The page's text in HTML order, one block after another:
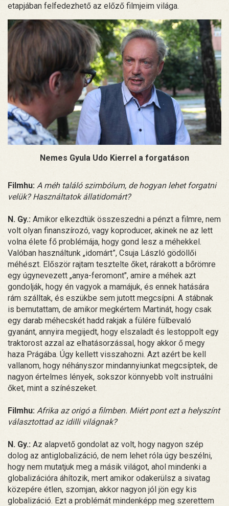
etapjában felfedezhető az előző filmjeim világa.
Nemes Gyula Udo Kierrel a forgatáson
Filmhu: A méh találó szimbólum, de hogyan lehet forgatni
velük? Használtatok állatidomárt?
N. Gy.: Amikor elkezdtük összeszedni a pénzt a filmre, nem
volt olyan finanszírozó, vagy koproducer, akinek ne az lett
volna élete fő problémája, hogy gond lesz a méhekkel.
Valóban használtunk „idomárt”, Csuja László gödöllői
méhészt. Először rajtam tesztelte őket, rárakott a bőrömre
egy úgynevezett „anya-feromont", amire a méhek azt
gondolják, hogy én vagyok a mamájuk, és ennek hatására
rám szálltak, és eszükbe sem jutott megcsípni. A stábnak
is bemutattam, de amikor megkértem Martinát, hogy csak
egy darab méhecskét hadd rakjak a fülére fülbevaló
gyanánt, annyira megijedt, hogy elszaladt és lestoppolt egy
traktorost azzal az elhatásorzással, hogy akkor ő megy
haza Prágába. Úgy kellett visszahozni. Azt azért be kell
vallanom, hogy néhányszor mindannyiunkat megcsíptek, de
nagyon értelmes lények, sokszor könnyebb volt instruálni
őket, mint a színészeket.
Filmhu: Afrika az origó a filmben. Miért pont ezt a helyszínt
választottad az idilli világnak?
N. Gy.: Az alapvető gondolat az volt, hogy nagyon szép
dolog az antiglobalizáció, de nem lehet róla úgy beszélni,
hogy nem mutatjuk meg a másik világot, ahol mindenki a
globalizációra áhítozik, mert amikor odakerülsz a sivatag
közepére étlen, szomjan, akkor nagyon jól jön egy kis
globalizáció. Ezt a problémát mindenképp meg szerettem